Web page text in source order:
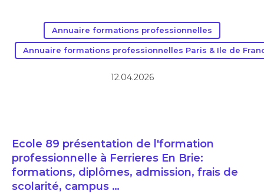
Annuaire formations professionnelles
Annuaire formations professionnelles Paris & Ile de
12.04.2026
Ecole 89 présentation de l'formation
professionnelle à Ferrieres En Brie:
formations, diplômes, admission, frais de
scolarité, campus …